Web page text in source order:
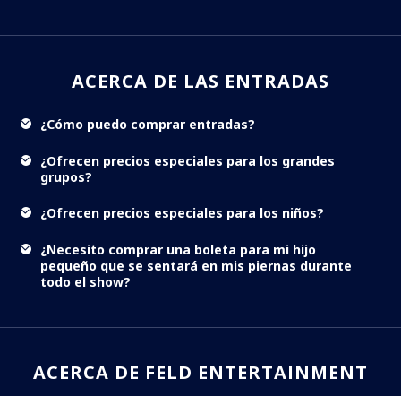
ACERCA DE LAS ENTRADAS
¿Cómo puedo comprar entradas?
¿Ofrecen precios especiales para los grandes
grupos?
¿Ofrecen precios especiales para los niños?
¿Necesito comprar una boleta para mi hijo
pequeño que se sentará en mis piernas durante
todo el show?
ACERCA DE FELD ENTERTAINMENT